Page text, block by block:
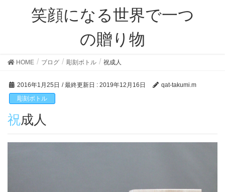
笑顔になる世界で一つ
の贈り物
HOME ブログ 彫刻ボトル 祝成人
2016年1月25日 / 最終更新日 : 2019年12月16日
qat-takumi.m
彫刻ボトル
祝成人